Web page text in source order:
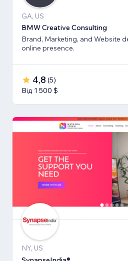
GA, US
BMW Creative Consulting
Brand, Marketing, and Website
online presence.
4,8 (5)
Від 1 500 $
NY, US